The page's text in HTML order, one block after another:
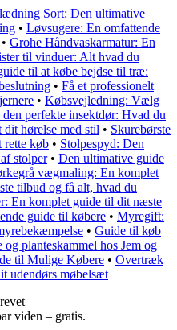
Sort: Den ultimative
• Løvsugere: En omfattende
Grohe Håndvaskarmatur: En
til vinduer: Alt hvad du
til at købe bejdse til træ:
• Få et professionelt
• Købsvejledning: Vælg
perfekte insektdør: Hvad du
hørelse med stil • Skurebørste
rette køb • Stolpespyd: Den
stolper• Den ultimative guide
vægmaling: En komplet
tilbud og få alt, hvad du
En komplet guide til dit næste
guide til købere • Myregift:
• Guide til køb
planteskammel hos Jem og
til Mulige Købere • Overtræk
udendørs møbelsæt
viden – gratis.